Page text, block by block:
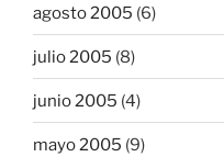
agosto 2005 (6)
julio 2005 (8)
junio 2005 (4)
mayo 2005 (9)